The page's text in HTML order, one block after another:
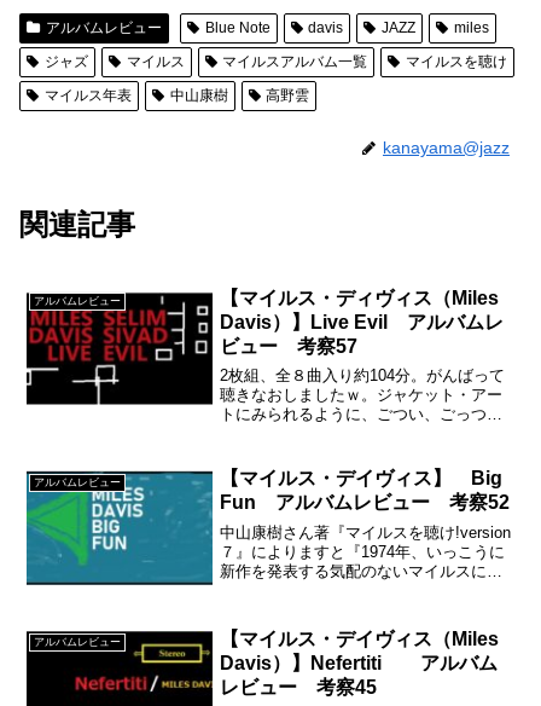
アルバムレビュー Blue Note davis JAZZ
miles
ジャズ
マイルス マイルスアルバム一覧
マイルスを聴け
マイルス年表
中山康樹 高野雲
kanayama@jazz
関連記事
アルバムレビュー
【マイルス・ディヴィス（Miles
Davis）】Live Evil アルバムレ
ビュー 考察57
2枚組、全８曲入り約104分。がんばって
聴きなおしましたｗ。ジャケット・アー
トにみられるように、ごつい、ごっつ、
アルバムレビュー
【マイルス・デイヴィス】 Big
Fun アルバムレビュー 考察52
中山康樹さん著『マイルスを聴け!version
７』によりますと『1974年、いっこうに
新作を発表する気配のないマイルスに業
ットを装って出したオムニバス盤』
アルバムレビュー
【マイルス・デイヴィス（Miles
Davis）】Nefertiti アルバム
レビュー 考察45